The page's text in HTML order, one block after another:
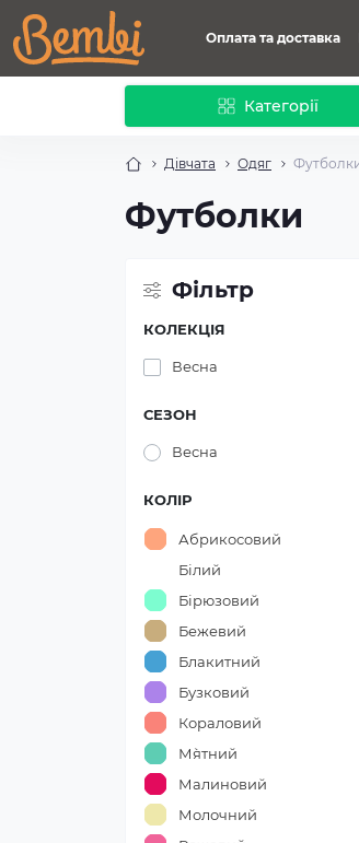
Оплата та доставка
Категорії
Дівчата Одяг
Футболки
Фільтр
КОЛЕКЦІЯ
Весна
СЕЗОН
Весна
КОЛІР
Абрикосовий
Білий
Бірюзовий
Бежевий
Блакитний
Бузковий
Кораловий
М`ятний
Малиновий
Молочний